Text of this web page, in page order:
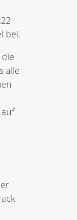
bei.
alle